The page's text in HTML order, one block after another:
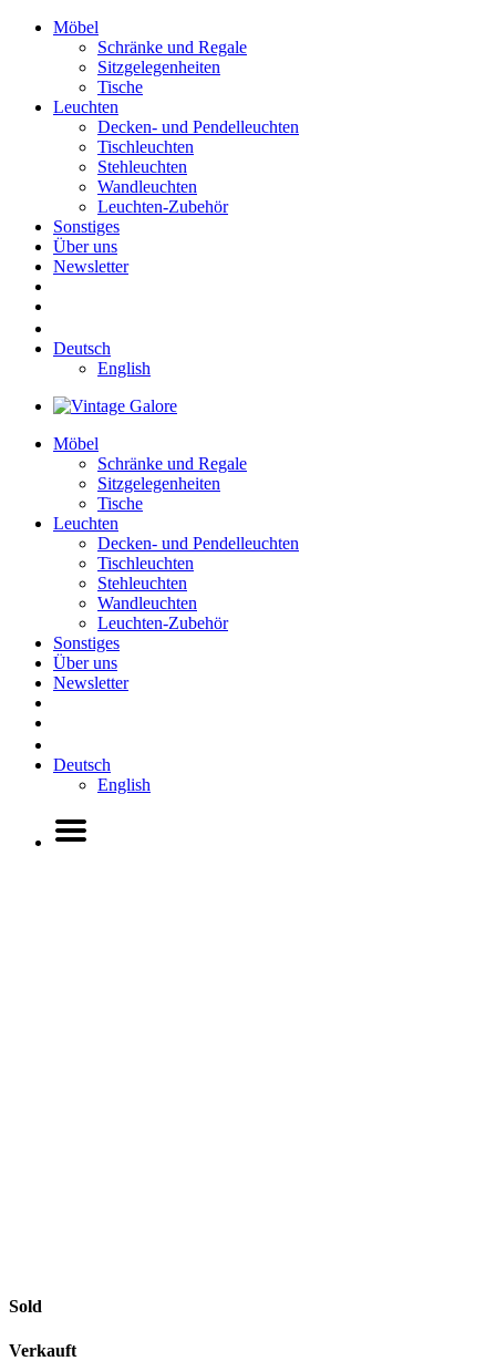
Möbel
Schränke und Regale
Sitzgelegenheiten
Tische
Leuchten
Decken- und Pendelleuchten
Tischleuchten
Stehleuchten
Wandleuchten
Leuchten-Zubehör
Sonstiges
Über uns
Newsletter
Deutsch
English
Möbel
Schränke und Regale
Sitzgelegenheiten
Tische
Leuchten
Decken- und Pendelleuchten
Tischleuchten
Stehleuchten
Wandleuchten
Leuchten-Zubehör
Sonstiges
Über uns
Newsletter
Deutsch
English
Sold
Verkauft